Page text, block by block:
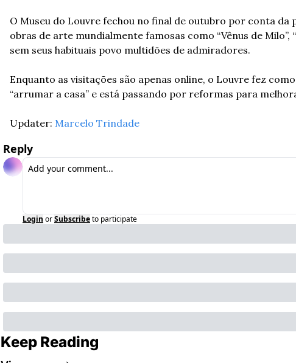
O Museu do Louvre fechou no final de outubro por conta da
obras de arte mundialmente famosas como “Vênus de Milo”,
sem seus habituais povo multidões de admiradores.
Enquanto as visitações são apenas online, o Louvre fez
“arrumar a casa” e está passando por reformas para
Updater: Marcelo Trindade
Reply
Login orSubscribeto participate
Keep Reading